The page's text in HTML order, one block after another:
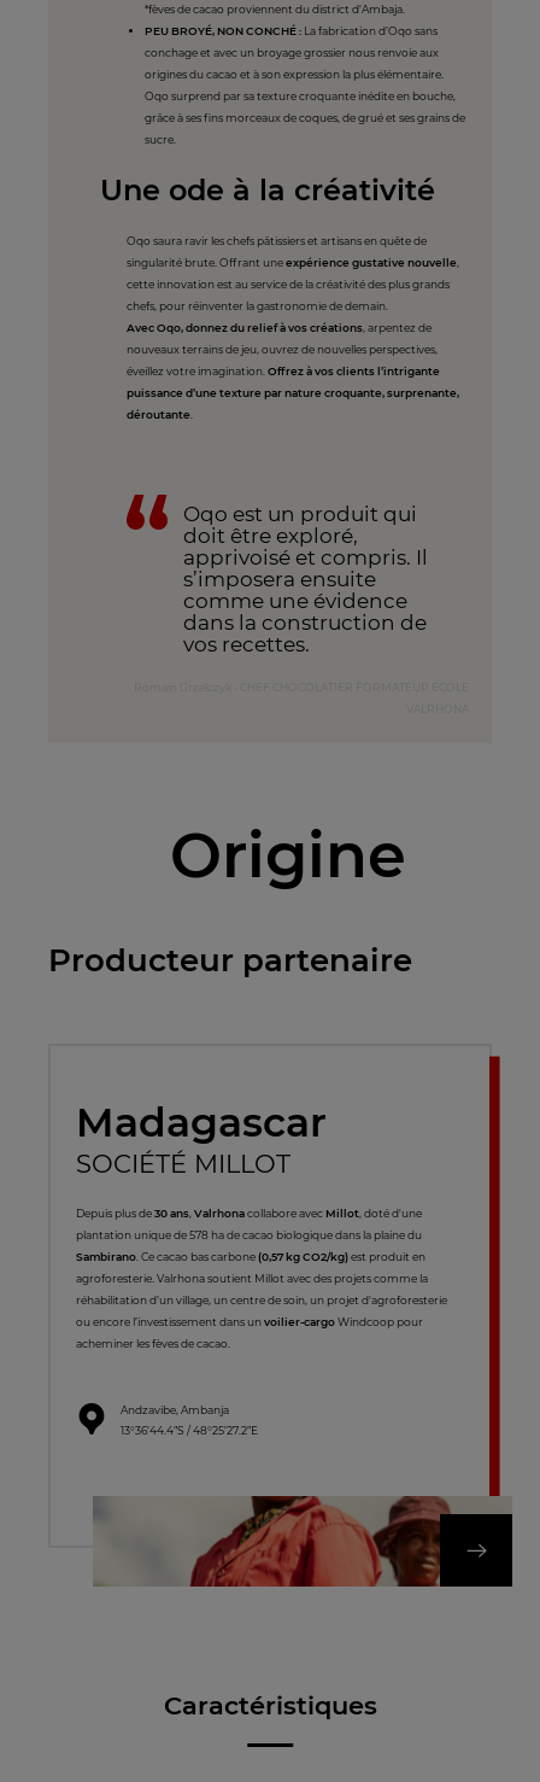
*fèves de cacao proviennent du district d'Ambaja.
PEU BROYÉ, NON CONCHÉ :La fabrication d’Oqo sans
conchage et avec un broyage grossier nous renvoie aux
origines du cacao et à son expression la plus élémentaire.
Oqo surprend par sa texture croquante inédite en bouche,
grâce à ses fins morceaux de coques, de grué et ses grains de
sucre.
Une ode à la créativité
Oqo saura ravir les chefs pâtissiers et artisans en quête de
singularité brute. Offrant uneexpérience gustative nouvelle,
cette innovation est au service de la créativité des plus grands
chefs, pour réinventer la gastronomie de demain.
Avec Oqo, donnez du relief à vos créations, arpentez de
nouveaux terrains de jeu, ouvrez de nouvelles perspectives,
éveillez votre imagination. Offrez à vos clients l’intrigante
puissance d’une texture par nature croquante, surprenante,
déroutante.
Oqo est un produit qui
doit être exploré,
apprivoisé et compris. Il
s’imposera ensuite
comme une évidence
dans la construction de
vos recettes.
Origine
Producteur partenaire
Madagascar
SOCIÉTÉ MILLOT
Depuis plus de30 ans,Valrhonacollabore avec Millot, doté d'une
plantation unique de 578 ha de cacao biologique dans la plaine du
Sambirano. Ce cacao bas carbone(0,57 kg CO2/kg)est produit en
agroforesterie. Valrhona soutient Millot avec des projets comme la
réhabilitation d’un village, un centre de soin, un projet d'agroforesterie
ou encore l’investissement dans unvoilier-cargoWindcoop pour
acheminer les fèves de cacao.
Andzavibe, Ambanja
13°36’44.4”S / 48°25’27.2”E
DÉCOUVREZ
Caractéristiques